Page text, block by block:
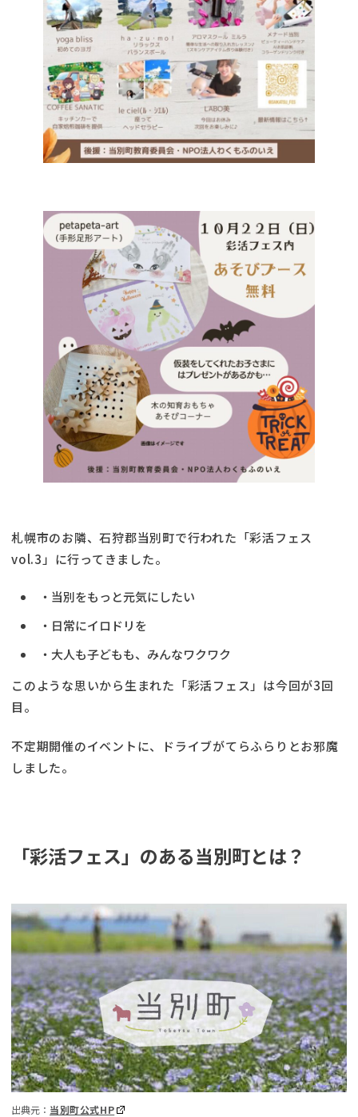
札幌市のお隣、石狩郡当別町で行われた「彩活フェス
vol.3」に行ってきました。
・当別をもっと元気にしたい
・日常にイロドリを
・大人も子どもも、みんなワクワク
このような思いから生まれた「彩活フェス」は今回が3回
目。
不定期開催のイベントに、ドライブがてらふらりとお邪魔
しました。
「彩活フェス」のある当別町とは？
出典元： 当別町公式HP